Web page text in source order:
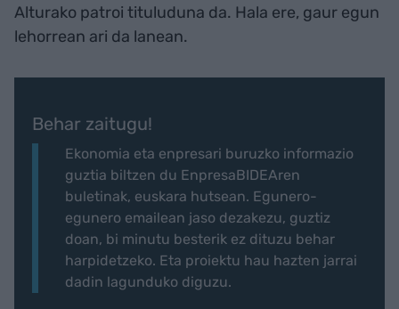
Alturako patroi tituluduna da. Hala ere, gaur egun
lehorrean ari da lanean.
Behar zaitugu!
Ekonomia eta enpresari buruzko informazio
guztia biltzen du EnpresaBIDEAren
buletinak, euskara hutsean. Egunero-
egunero emailean jaso dezakezu, guztiz
doan, bi minutu besterik ez dituzu behar
harpidetzeko. Eta proiektu hau hazten jarrai
dadin lagunduko diguzu.